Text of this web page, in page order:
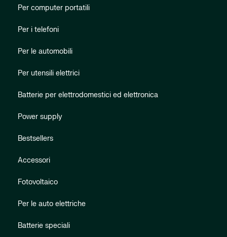
Per computer portatili
Per i telefoni
Per le automobili
Per utensili elettrici
Batterie per elettrodomestici ed elettronica
Power supply
Bestsellers
Accessori
Fotovoltaico
Per le auto elettriche
Batterie speciali